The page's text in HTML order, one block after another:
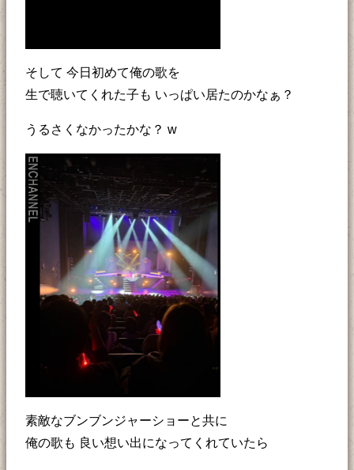
そして 今日初めて俺の歌を
生で聴いてくれた子も いっぱい居たのかなぁ？
うるさくなかったかな？ w
素敵なブンブンジャーショーと共に
俺の歌も 良い想い出になってくれていたら